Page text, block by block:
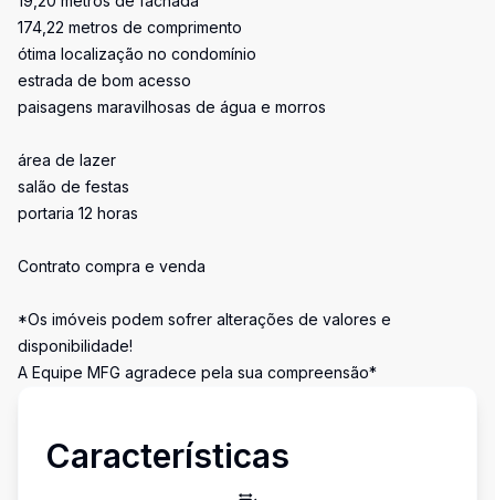
174,22 metros de comprimento
ótima localização no condomínio
estrada de bom acesso
paisagens maravilhosas de água e morros
área de lazer
salão de festas
portaria 12 horas
Contrato compra e venda
*Os imóveis podem sofrer alterações de valores e
disponibilidade!
A Equipe MFG agradece pela sua compreensão*
Características